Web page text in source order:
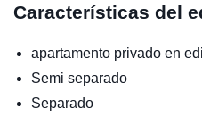
Características del
apartamento privado en
Semi separado
Separado